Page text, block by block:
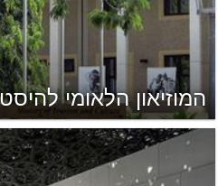
המוזיאון הלאומי